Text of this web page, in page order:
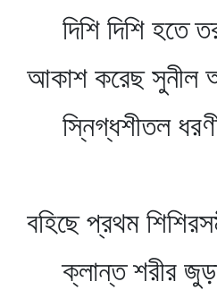
দিশি দিশি হতে
আকাশ করেছ সুনীল
স্নিগ্ধশীতল
বহিছে প্রথম
ক্লান্ত শরীর